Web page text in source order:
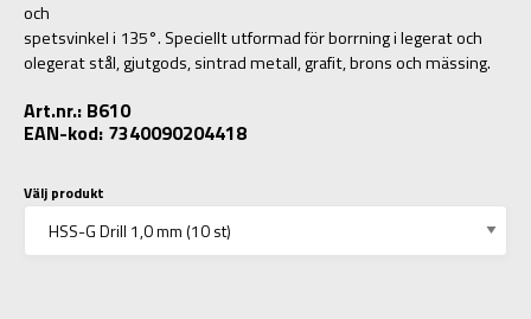
och
spetsvinkel i 135°. Speciellt utformad för borrning i legerat och
olegerat stål, gjutgods, sintrad metall, grafit, brons och mässing.
Art.nr.: B610
EAN-kod: 7340090204418
Välj produkt